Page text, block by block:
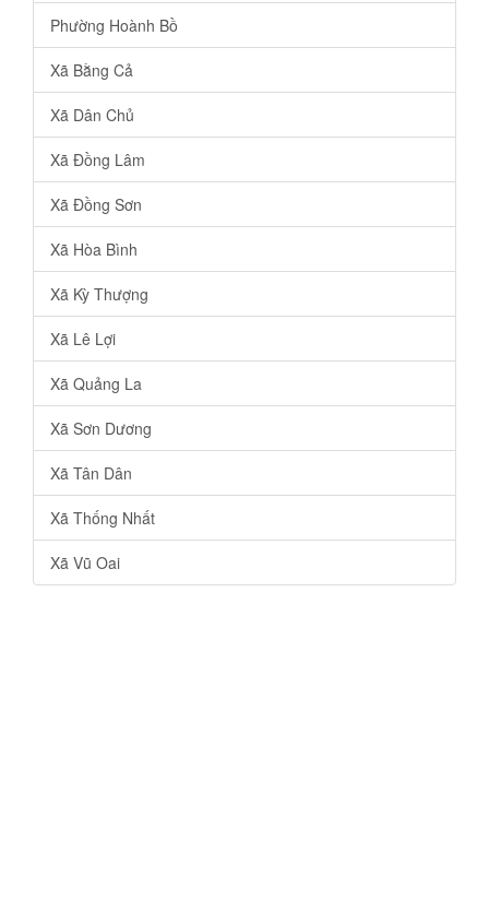
Phường Hoành Bồ
Xã Bằng Cả
Xã Dân Chủ
Xã Đồng Lâm
Xã Đồng Sơn
Xã Hòa Bình
Xã Kỳ Thượng
Xã Lê Lợi
Xã Quảng La
Xã Sơn Dương
Xã Tân Dân
Xã Thống Nhất
Xã Vũ Oai